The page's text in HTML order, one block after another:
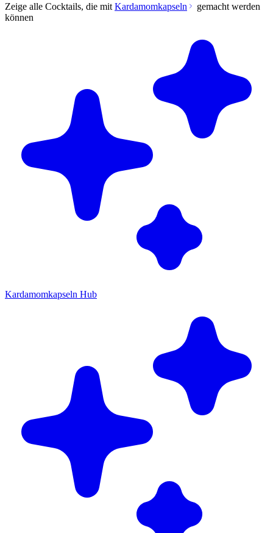
Zeige alle Cocktails, die mit Kardamomkapseln
gemacht werden
können
Kardamomkapseln Hub